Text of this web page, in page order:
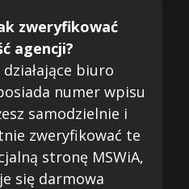
zweryfikować
agencji?
biuro
numer wpisu
samodzielnie i
zweryfikować te
stronę MSWiA,
się darmowa